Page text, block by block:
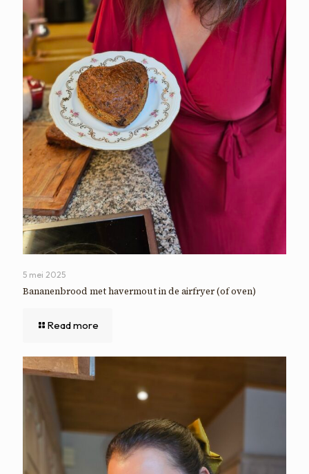
5 mei 2025
Bananenbrood met havermout in de airfryer (of oven)
Read more